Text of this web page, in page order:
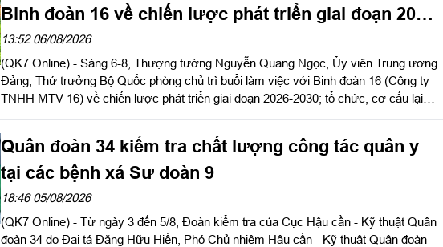
Binh đoàn 16 về chiến lược phát triển giai đoạn 2026-
2030
13:52 06/08/2026
(QK7 Online) - Sáng 6-8, Thượng tướng Nguyễn Quang Ngọc, Ủy viên Trung ương
Đảng, Thứ trưởng Bộ Quốc phòng chủ trì buổi làm việc với Binh đoàn 16 (Công ty
TNHH MTV 16) về chiến lược phát triển giai đoạn 2026-2030; tổ chức, cơ cấu lại
Quân đoàn 34 kiểm tra chất lượng công tác quân y
tại các bệnh xá Sư đoàn 9
18:46 05/08/2026
(QK7 Online) - Từ ngày 3 đến 5/8, Đoàn kiểm tra của Cục Hậu cần - Kỹ thuật Quân
đoàn 34 do Đại tá Đặng Hữu Hiền, Phó Chủ nhiệm Hậu cần - Kỹ thuật Quân đoàn